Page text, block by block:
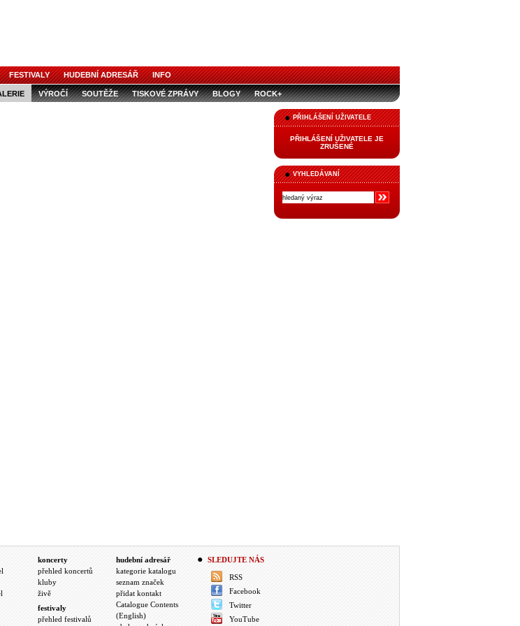
FESTIVALY HUDEBNÍ ADRESÁŘ INFO
VÝROČÍ SOUTĚŽE TISKOVÉ ZPRÁVY BLOGY ROCK+
PŘIHLÁŠENÍ UŽIVATELE
PŘIHLÁŠENÍ UŽIVATELE JE
ZRUŠENÉ
VYHLEDÁVANÍ
koncerty
přehled koncertů
kluby
živě
festivaly
přehled festivalů
hudební adresář
kategorie katalogu
seznam značek
přidat kontakt
Catalogue Contents
(English)
SLEDUJTE NÁS
RSS
Facebook
Twitter
YouTube